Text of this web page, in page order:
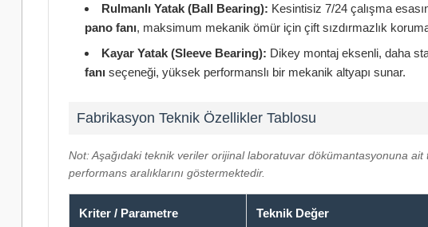
Rulmanlı Yatak (Ball Bearing): Kesintisiz 7/24 çalışma
pano fanı, maksimum mekanik ömür için çift sızdırmazlık
Kayar Yatak (Sleeve Bearing): Dikey montaj eksenli, daha
fanı seçeneği, yüksek performanslı bir mekanik altyapı sunar.
Fabrikasyon Teknik Özellikler Tablosu
Not: Aşağıdaki teknik veriler orijinal laboratuvar dökümantasyonuna
performans aralıklarını göstermektedir.
Kriter / Parametre Teknik Değer